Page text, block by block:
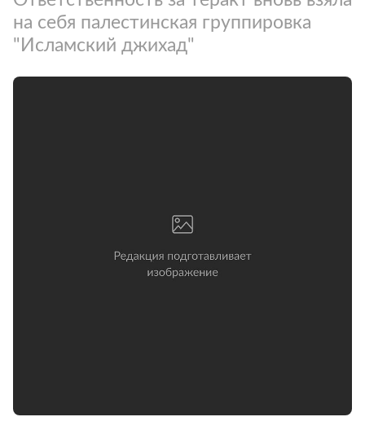
на себя палестинская группировка
"Исламский джихад"